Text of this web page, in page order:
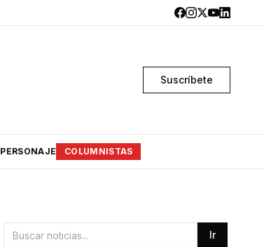
Suscríbete
COLUMNISTAS
Ir